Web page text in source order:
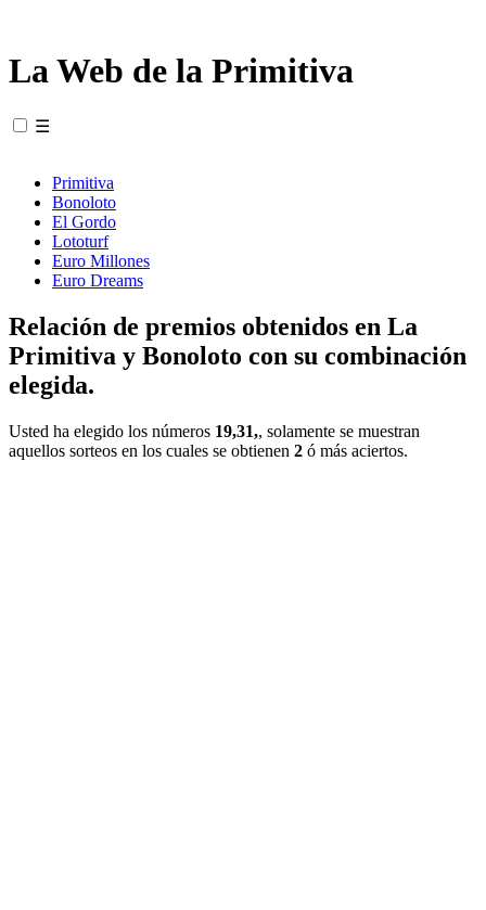
La Web de la Primitiva
☰
Primitiva
Bonoloto
El Gordo
Lototurf
Euro Millones
Euro Dreams
Relación de premios obtenidos en La
Primitiva y Bonoloto con su combinación
elegida.
Usted ha elegido los números 19,31,, solamente se muestran
aquellos sorteos en los cuales se obtienen 2 ó más aciertos.